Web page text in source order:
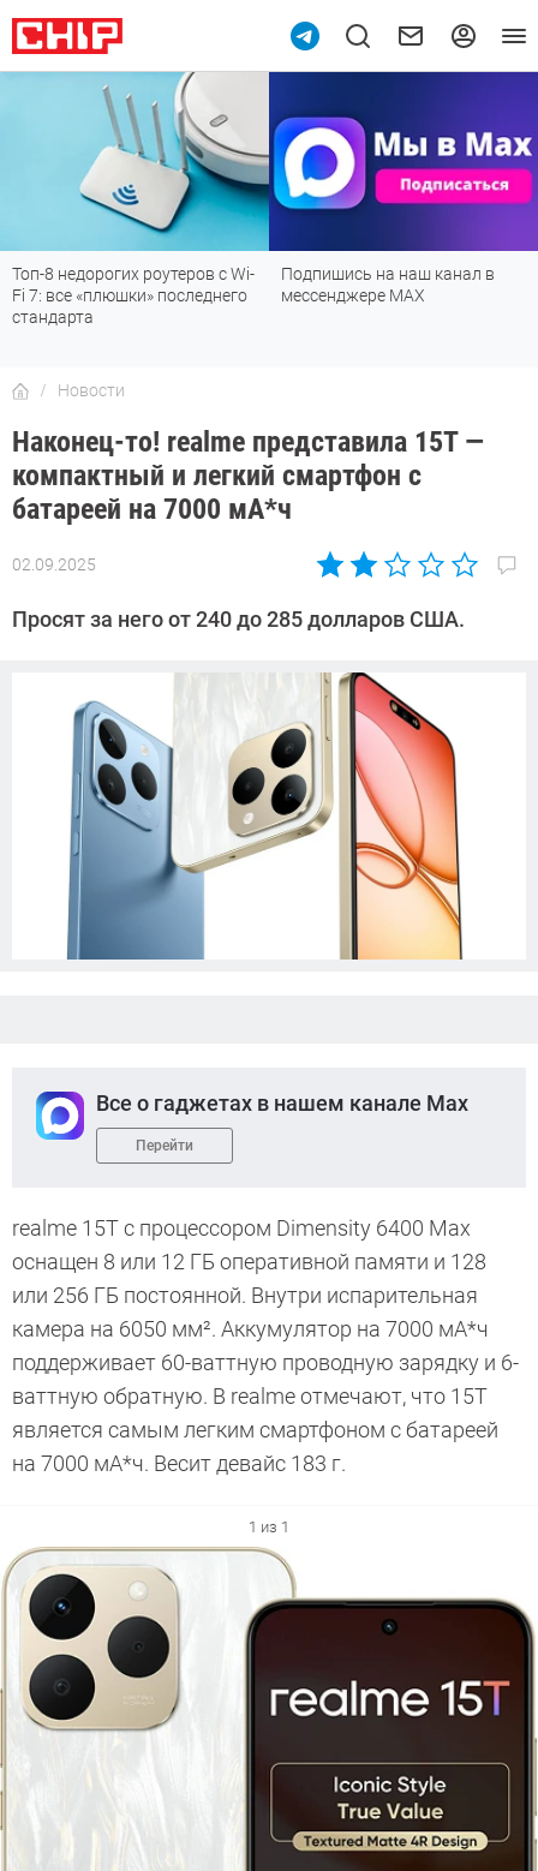
Топ-8 недорогих роутеров с Wi-
Fi 7: все «плюшки» последнего
стандарта
Подпишись на наш канал в
мессенджере МАХ
Новости
Наконец-то! realme представила 15T —
компактный и легкий смартфон с
батареей на 7000 мА*ч
02.09.2025
Автор:
Калашников
Просят за него от 240 до 285 долларов США.
Все о гаджетах в нашем канале Max
Перейти
realme 15T с процессором Dimensity 6400 Max
оснащен 8 или 12 ГБ оперативной памяти и 128
или 256 ГБ постоянной. Внутри испарительная
камера на 6050 мм². Аккумулятор на 7000 мА*ч
поддерживает 60-ваттную проводную зарядку и 6-
ваттную обратную. В realme отмечают, что 15T
является самым легким смартфоном с батареей
на 7000 мА*ч. Весит девайс 183 г.
1 из 1